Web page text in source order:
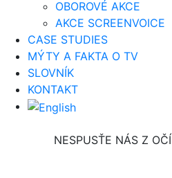
OBOROVÉ AKCE
AKCE SCREENVOICE
CASE STUDIES
MÝTY A FAKTA O TV
SLOVNÍK
KONTAKT
NESPUSŤE NÁS Z OČÍ